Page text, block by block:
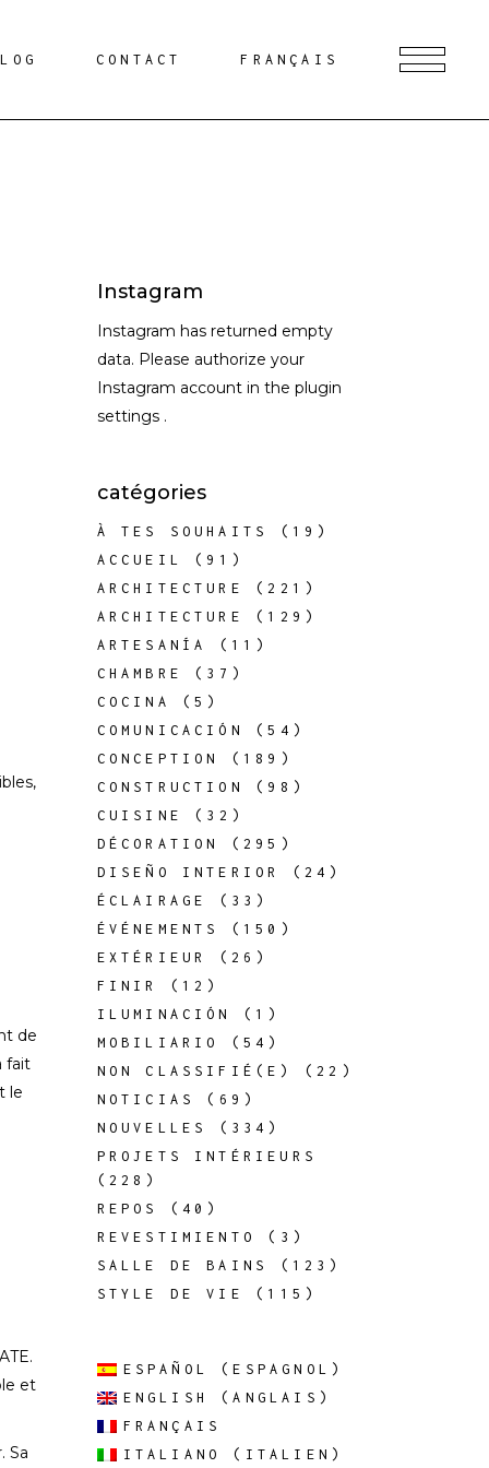
CONTACT FRANÇAIS
de
fait
le
.
et
Sa
Instagram
Instagram has returned empty
data. Please authorize your
Instagram account in the plugin
settings .
catégories
À TES SOUHAITS
(19)
ACCUEIL
(91)
ARCHITECTURE
(221)
ARCHITECTURE
(129)
ARTESANÍA
(11)
CHAMBRE
(37)
COCINA
(5)
COMUNICACIÓN
(54)
CONCEPTION
(189)
CONSTRUCTION
(98)
CUISINE
(32)
DÉCORATION
(295)
DISEÑO INTERIOR
(24)
ÉCLAIRAGE
(33)
ÉVÉNEMENTS
(150)
EXTÉRIEUR
(26)
FINIR
(12)
ILUMINACIÓN
(1)
MOBILIARIO
(54)
NON CLASSIFIÉ(E)
(22)
NOTICIAS
(69)
NOUVELLES
(334)
PROJETS INTÉRIEURS
(228)
REPOS
(40)
REVESTIMIENTO
(3)
SALLE DE BAINS
(123)
STYLE DE VIE
(115)
ESPAÑOL (ESPAGNOL )
ENGLISH
(ANGLAIS )
FRANÇAIS
ITALIANO
( ITALIEN )